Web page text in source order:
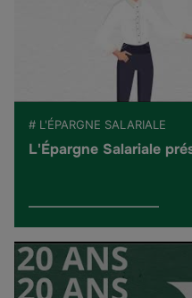
# L'ÉPARGNE SALARIALE
L'Épargne Salariale